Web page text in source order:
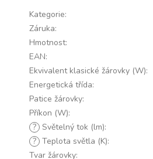
Kategorie:
Záruka:
Hmotnost:
EAN:
Ekvivalent klasické žárovky (W):
Energetická třída:
Patice žárovky:
Příkon (W):
? Světelný tok (lm):
? Teplota světla (K):
Tvar žárovky: